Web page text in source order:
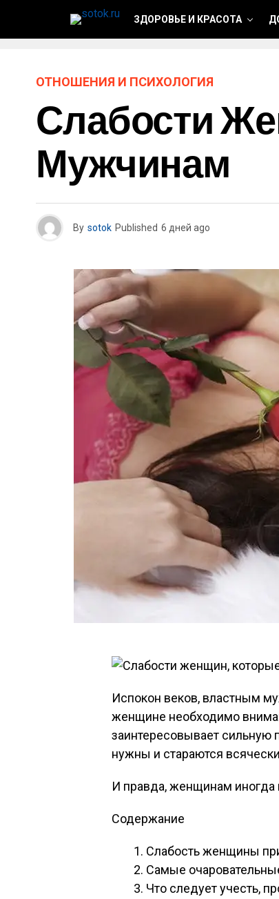
ЗДОРОВЬЕ И КРАСОТА
ОТНОШЕНИЯ И ПСИХОЛОГИЯ
Слабости
Мужчинам
By sotok Published 6 дней ago
Испокон веков, властным
женщине необходимо
заинтересовывает сильную
нужны и стараются
И правда, женщинам иногда
Содержание
Слабость женщины
Самые
Что следует учесть,